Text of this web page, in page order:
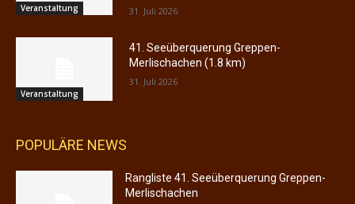
Veranstaltung 31. Juli 2026
Veranstaltung
41. Seeüberquerung Greppen-
Merlischachen (1.8 km)
31. Juli 2026
POPULÄRE NEWS
Rangliste 41. Seeüberquerung Greppen-
Merlischachen